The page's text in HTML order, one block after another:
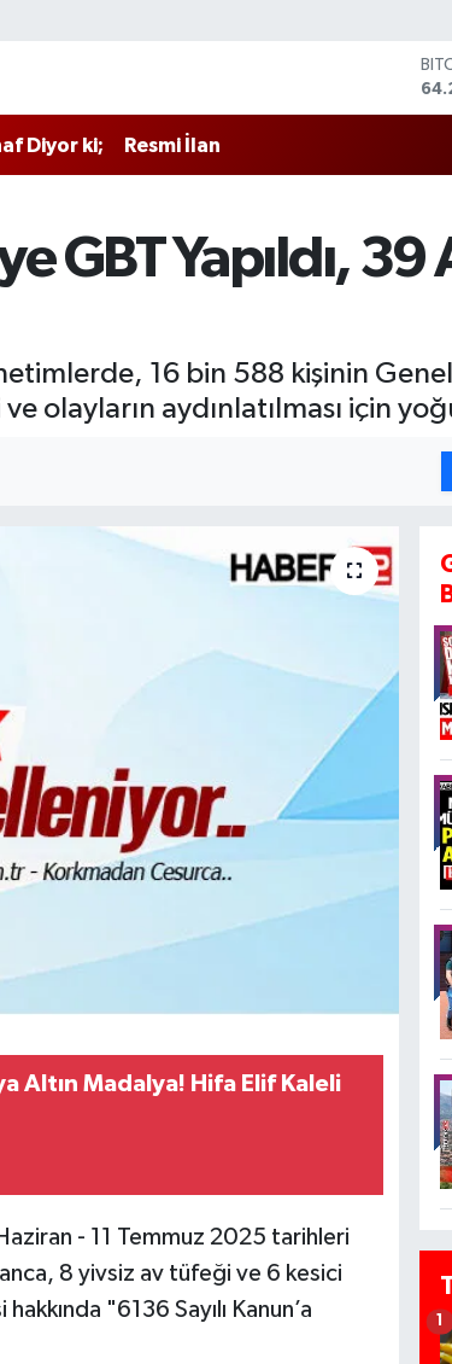
Diyor ki; Resmi İlan
GBT Yapıldı, 39
16 bin 588 kişinin
olayların aydınlatılması için
Altın Madalya! Hifa Elif Kaleli
- 11 Temmuz 2025 tarihleri
8 yivsiz av tüfeği ve 6 kesici
"6136 Sayılı Kanun’a
1